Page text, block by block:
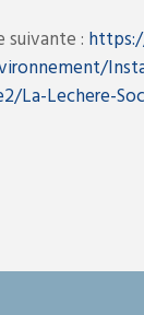
suivante :
La-Lechere-